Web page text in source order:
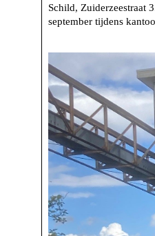
Schild, Zuiderzeestraat
september tijdens